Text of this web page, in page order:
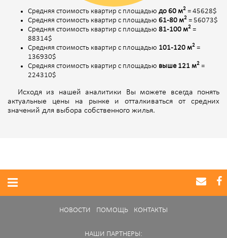
Средняя стоимость квартир с площадью до 60 м2 = 45628$
Средняя стоимость квартир с площадью 61-80 м2 = 56073$
Средняя стоимость квартир с площадью 81-100 м2 =
88314$
Средняя стоимость квартир с площадью 101-120 м2 =
136930$
Средняя стоимость квартир с площадью выше 121 м2 =
224310$
Исходя из нашей аналитики Вы можете всегда понять
актуальные цены на рынке и отталкиваться от средних
значений для выбора собственного жилья.
НОВОСТИ ПОМОЩЬ КОНТАКТЫ
НАШИ ПАРТНЕРЫ: